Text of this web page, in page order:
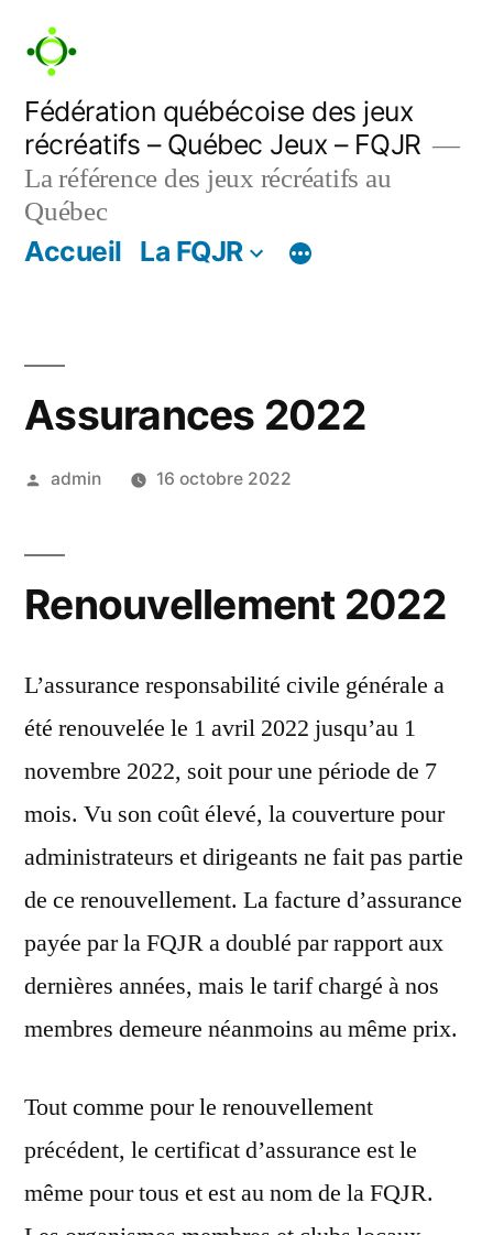
contenu
Fédération québécoise des jeux
récréatifs – Québec Jeux – FQJR
La référence des jeux récréatifs au
Québec
Accueil La FQJR
Assurances 2022
Publié
admin 16 octobre 2022
Renouvellement 2022
L’assurance responsabilité civile générale a
été renouvelée le 1 avril 2022 jusqu’au 1
novembre 2022, soit pour une période de 7
mois. Vu son coût élevé, la couverture pour
administrateurs et dirigeants ne fait pas partie
de ce renouvellement. La facture d’assurance
payée par la FQJR a doublé par rapport aux
dernières années, mais le tarif chargé à nos
membres demeure néanmoins au même prix.
Tout comme pour le renouvellement
précédent, le certificat d’assurance est le
même pour tous et est au nom de la FQJR.